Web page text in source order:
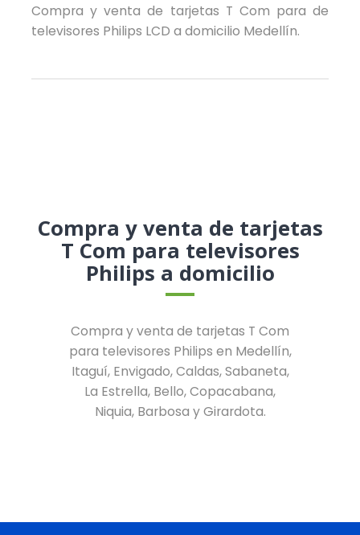
Compra y venta de tarjetas T Com para de
televisores Philips LCD a domicilio Medellín.
Compra y venta de tarjetas
T Com para televisores
Philips a domicilio
Compra y venta de tarjetas T Com
para televisores Philips en Medellín,
Itaguí, Envigado, Caldas, Sabaneta,
La Estrella, Bello, Copacabana,
Niquia, Barbosa y Girardota.